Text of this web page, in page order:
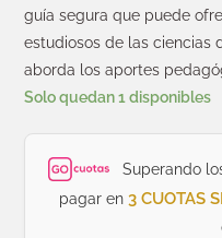
guía segura que puede
estudiosos de las ciencias
aborda los aportes
Solo quedan 1 disponibles
Superando
pagar en 3 CUOTAS